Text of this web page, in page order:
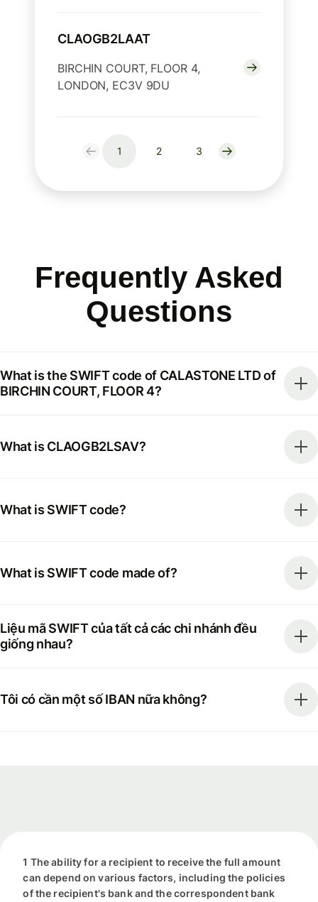
CLAOGB2LAAT
BIRCHIN COURT, FLOOR 4,
LONDON, EC3V 9DU
1 2 3
Frequently Asked
Questions
What is the SWIFT code of CALASTONE LTD of
BIRCHIN COURT, FLOOR 4?
What is CLAOGB2LSAV?
What is SWIFT code?
What is SWIFT code made of?
Liệu mã SWIFT của tất cả các chi nhánh đều
giống nhau?
Tôi có cần một số IBAN nữa không?
1 The ability for a recipient to receive the full amount
can depend on various factors, including the policies
of the recipient's bank and the correspondent bank